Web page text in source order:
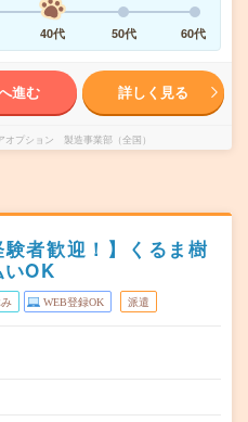
40代 50代 60代
進む 詳しく見る
オプション 製造事業部（全国）
験者歓迎！】くるま樹
OK
WEB登録OK 派遣